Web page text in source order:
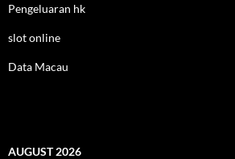
Pengeluaran hk
slot online
Data Macau
AUGUST 2026